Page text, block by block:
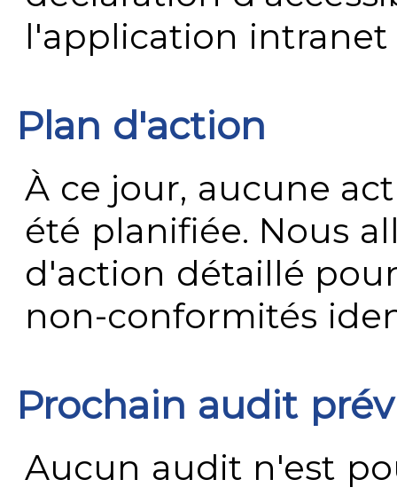
l'application
Plan d'action
À ce jour, aucune
été planifiée. Nous
d'action détaillé
non-conformités
Prochain audit
Aucun audit n'est